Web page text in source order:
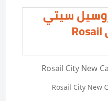
سيتي
المستقبل سيتي Rosail
Rosail City New